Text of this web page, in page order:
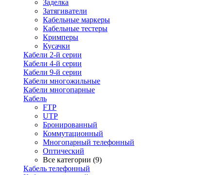
Заделка
Затягиватели
Кабельные маркеры
Кабельные тестеры
Кримперы
Кусачки
Кабели 2-й серии
Кабели 4-й серии
Кабели 9-й серии
Кабели многожильные
Кабели многопарные
Кабель
FTP
UTP
Бронированный
Коммутационный
Многопарный телефонный
Оптический
Все категории (9)
Кабель телефонный